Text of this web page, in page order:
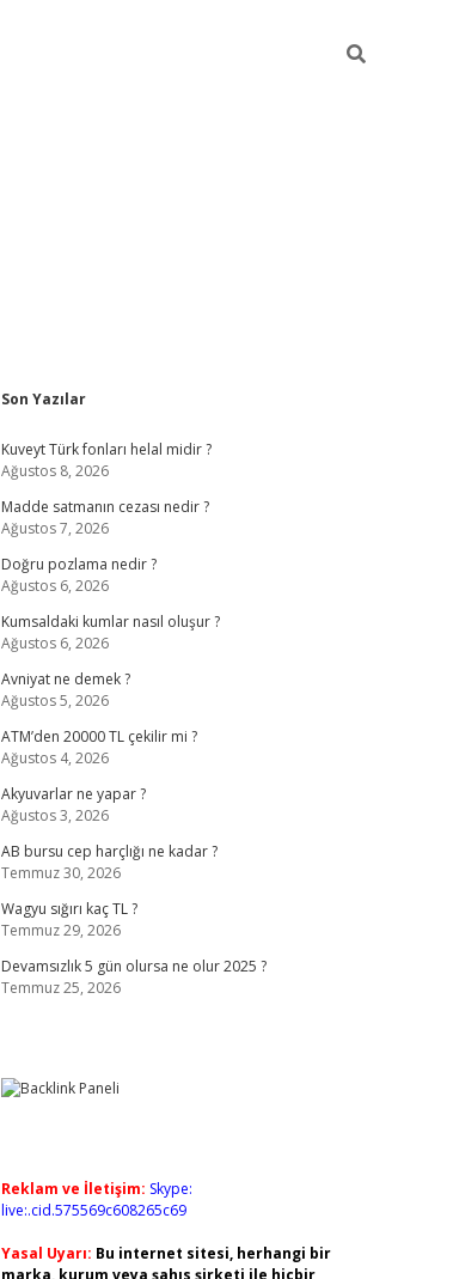
Sidebar
Son Yazılar
Kuveyt Türk fonları helal midir ?
Ağustos 8, 2026
Madde satmanın cezası nedir ?
Ağustos 7, 2026
Doğru pozlama nedir ?
Ağustos 6, 2026
Kumsaldaki kumlar nasıl oluşur ?
Ağustos 6, 2026
Avniyat ne demek ?
Ağustos 5, 2026
ATM’den 20000 TL çekilir mi ?
Ağustos 4, 2026
Akyuvarlar ne yapar ?
Ağustos 3, 2026
AB bursu cep harçlığı ne kadar ?
Temmuz 30, 2026
Wagyu sığırı kaç TL ?
Temmuz 29, 2026
Devamsızlık 5 gün olursa ne olur 2025 ?
Temmuz 25, 2026
Reklam ve İletişim: Skype:
live:.cid.575569c608265c69
Yasal Uyarı: Bu internet sitesi, herhangi bir
marka, kurum veya şahıs şirketi ile hiçbir